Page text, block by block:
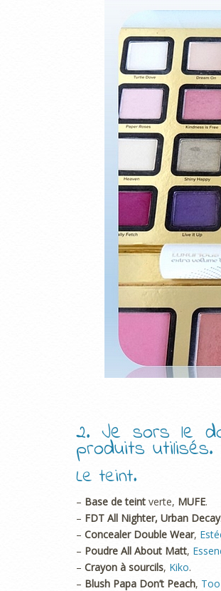
2. Je sors le
produits utilisés.
Le teint.
– Base de teint verte, MUFE.
– FDT All Nighter, Urban Decay.
– Concealer Double Wear,
– Poudre All About Matt,
– Crayon à sourcils, Kiko.
– Blush Papa Don’t Peach,